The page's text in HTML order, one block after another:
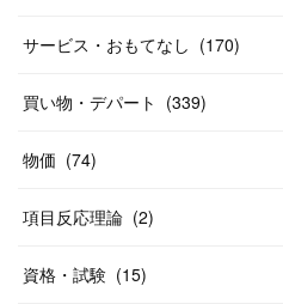
(46
(31
58)
10
サービス・おもてなし (170)
買い物・デパート (339)
物価 (74)
項目反応理論 (2)
資格・試験 (15)